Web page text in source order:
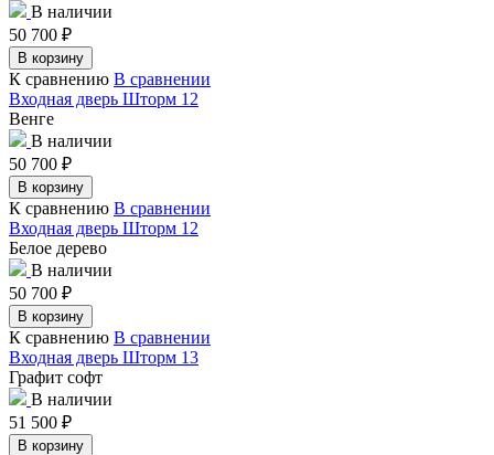
В наличии
50 700 ₽
В корзину
К сравнению В сравнении
Входная дверь Шторм 12
Венге
В наличии
50 700 ₽
В корзину
К сравнению В сравнении
Входная дверь Шторм 12
Белое дерево
В наличии
50 700 ₽
В корзину
К сравнению В сравнении
Входная дверь Шторм 13
Графит софт
В наличии
51 500 ₽
В корзину